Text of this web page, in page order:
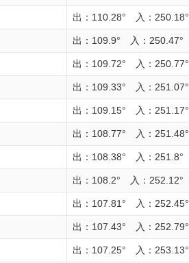
出：110.28° 入：250.18°
出：109.9° 入：250.47°
出：109.72° 入：250.77°
出：109.33° 入：251.07°
出：109.15° 入：251.17°
出：108.77° 入：251.48°
出：108.38° 入：251.8°
出：108.2° 入：252.12°
出：107.81° 入：252.45°
出：107.43° 入：252.79°
出：107.25° 入：253.13°